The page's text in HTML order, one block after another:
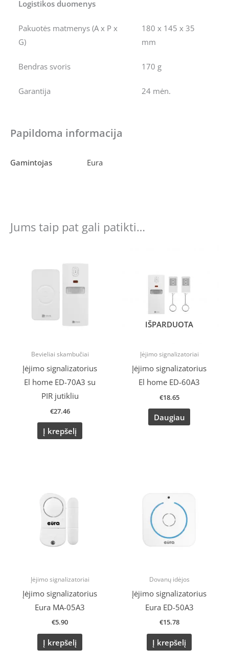
Logistikos duomenys
Pakuotės matmenys (A x P x
G)
180 x 145 x 35
mm
Bendras svoris 170 g
Garantija 24 mėn.
Papildoma informacija
Gamintojas Eura
Jums taip pat gali patikti…
Bevieliai skambučiai
Įėjimo signalizatorius
El home ED-70A3 su
PIR jutikliu
€27.46
Į krepšelį
IŠPARDUOTA
Įėjimo signalizatoriai
Įėjimo signalizatorius
El home ED-60A3
€18.65
Daugiau
Įėjimo signalizatoriai
Įėjimo signalizatorius
Eura MA-05A3
€5.90
Į krepšelį
Dovanų idėjos
Įėjimo signalizatorius
Eura ED-50A3
€15.78
Į krepšelį